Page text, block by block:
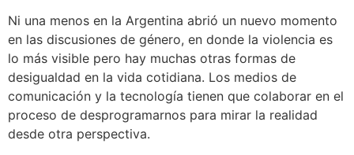
Ni una menos en la Argentina abrió un nuevo momento
en las discusiones de género, en donde la violencia es
lo más visible pero hay muchas otras formas de
desigualdad en la vida cotidiana. Los medios de
comunicación y la tecnología tienen que colaborar en el
proceso de desprogramarnos para mirar la realidad
desde otra perspectiva.